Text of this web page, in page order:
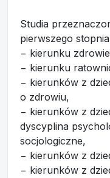
Studia
pierwszego
− kierunku
− kierunku
− kierunków z
o zdrowiu,
− kierunków z
dyscyplina
socjologiczne,
− kierunków z
− kierunków z